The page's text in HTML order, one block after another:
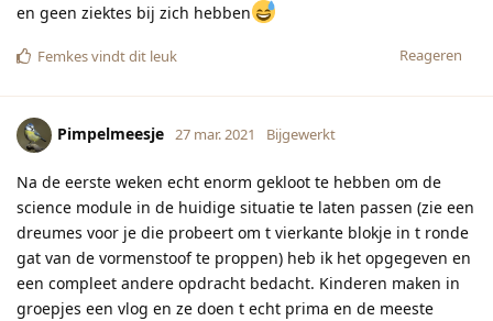
en geen ziektes bij zich hebben
Reageren
Femkesvindt dit leuk
Pimpelmeesje 27 mar. 2021 Bijgewerkt
Na de eerste weken echt enorm gekloot te hebben om de
science module in de huidige situatie te laten passen (zie een
dreumes voor je die probeert om t vierkante blokje in t ronde
gat van de vormenstoof te proppen) heb ik het opgegeven en
een compleet andere opdracht bedacht. Kinderen maken in
groepjes een vlog en ze doen t echt prima en de meeste